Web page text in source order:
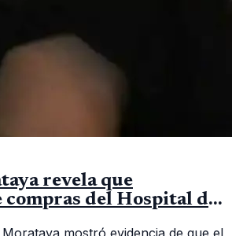
revela que
compras del Hospital de
mostró evidencia de que el